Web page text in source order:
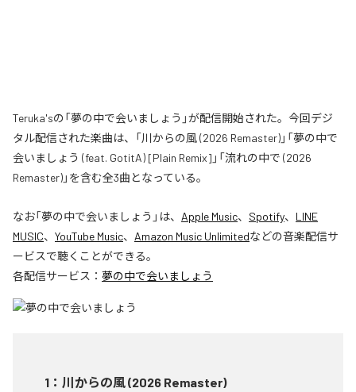
Teruka'sの「夢の中で会いましょう」が配信開始された。今回デジ
タル配信された楽曲は、「川からの風 (2026 Remaster)」「夢の中で
会いましょう (feat. GotitA) [Plain Remix]」「流れの中で (2026
Remaster)」を含む全3曲となっている。
なお「夢の中で会いましょう 」は、 Apple Music、 Spotify、 LINE
MUSIC、 YouTube Music、 Amazon Music Unlimitedなどの音楽配信サ
ービスで聴くことができる。
各配信サービス： 夢の中で会いましょう
1 ： 川からの風 (2026 Remaster)